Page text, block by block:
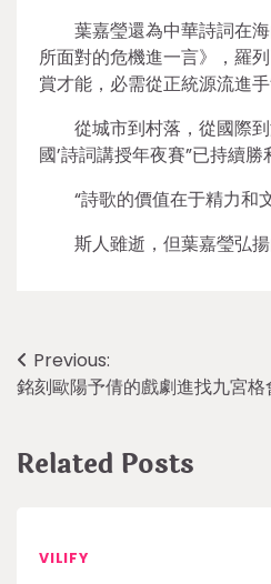
葉嘉瑩還為中華詩詞在
所面對的危機進一言》，羅
賞才能，必需從正統源流進
從城市到村落，從國際
國’詩詞講授年夜賽”已持續
“詩歌的價值在于精力和
斯人雖逝，但葉嘉瑩弘
Post
navigation
Previous:
銘刻歐陽予倩的戲劇進找九宮
Related Posts
VILIFY